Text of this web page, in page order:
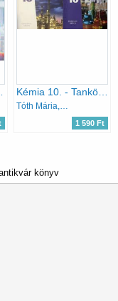
kötet Kémia 10. - Tankönyv + Munkafüzet (2 kötet)
Tóth Mária, Demeter László
1 590 Ft
könyv